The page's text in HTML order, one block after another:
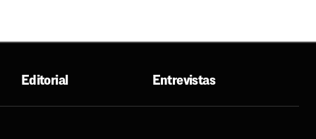
Editorial Entrevistas